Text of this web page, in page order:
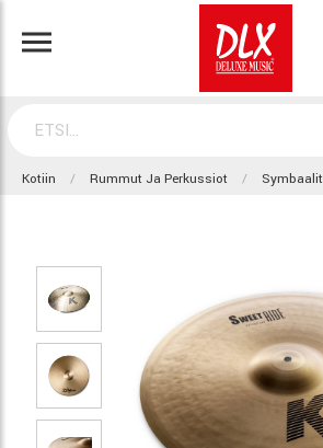
Kotiin Rummut Ja Perkussiot Symbaalit